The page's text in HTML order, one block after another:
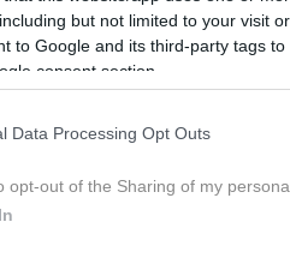
but not limited to your visit
to Google and its third-party tags
consent section.
Data Processing Opt Outs
opt-out of the Sharing of my
κάντε μασάζ στο πρόσωπο
πριν αγοράσετε
παρακάτω πολύτιμα